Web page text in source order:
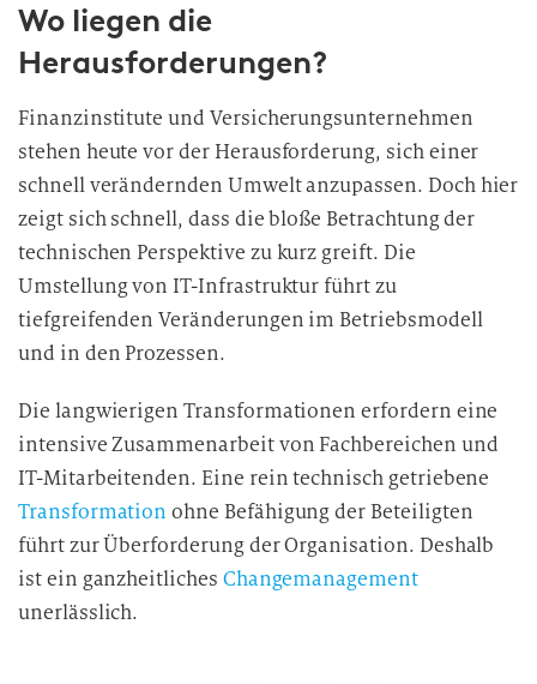
Wo liegen die
Herausforderungen?
Finanzinstitute und Versicherungsunternehmen
stehen heute vor der Herausforderung, sich einer
schnell verändernden Umwelt anzupassen. Doch hier
zeigt sich schnell, dass die bloße Betrachtung der
technischen Perspektive zu kurz greift. Die
Umstellung von IT-Infrastruktur führt zu
tiefgreifenden Veränderungen im Betriebsmodell
und in den Prozessen.
Die langwierigen Transformationen erfordern eine
intensive Zusammenarbeit von Fachbereichen und
IT-Mitarbeitenden. Eine rein technisch getriebene
Transformation ohne Befähigung der Beteiligten
führt zur Überforderung der Organisation. Deshalb
ist ein ganzheitliches Changemanagement
unerlässlich.